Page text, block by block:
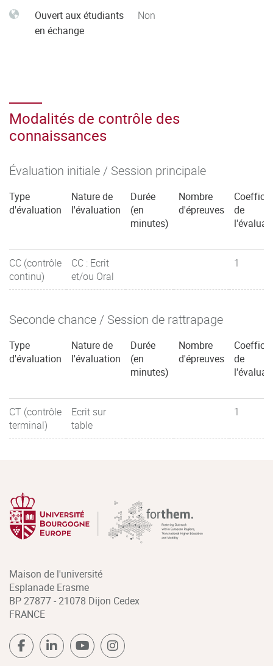
Ouvert aux étudiants
en échange
Non
Modalités de contrôle des
connaissances
Évaluation initiale / Session principale
Type
d'évaluation
Nature de
l'évaluation
Durée
(en
minutes)
Nombre
d'épreuves
de
CC (contrôle
continu)
CC : Ecrit
et/ou Oral
1
Seconde chance / Session de rattrapage
Type
d'évaluation
Nature de
l'évaluation
Durée
(en
minutes)
Nombre
d'épreuves
de
CT (contrôle
terminal)
Ecrit sur
table
1
Maison de l'université
Esplanade Erasme
BP 27877 - 21078 Dijon Cedex
FRANCE